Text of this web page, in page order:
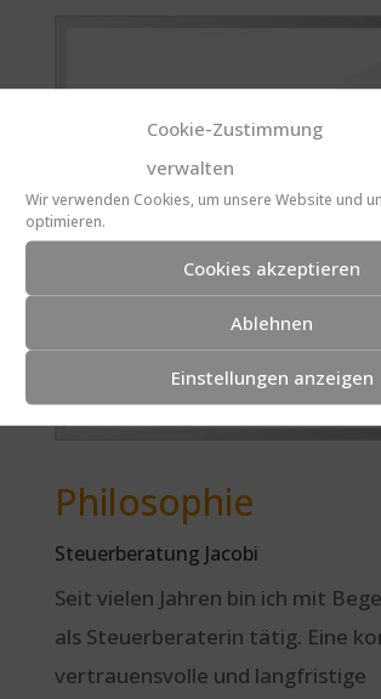
Cookie-Zustimmung
verwalten
Wir verwenden Cookies, um unsere Website und
optimieren.
Cookies akzeptieren
Ablehnen
Einstellungen anzeigen
Philosophie
Steuerberatung Jacobi
Seit vielen Jahren bin ich mit
als Steuerberaterin tätig. Eine
vertrauensvolle und langfristige